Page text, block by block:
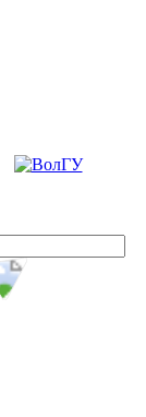
Пожалуйста